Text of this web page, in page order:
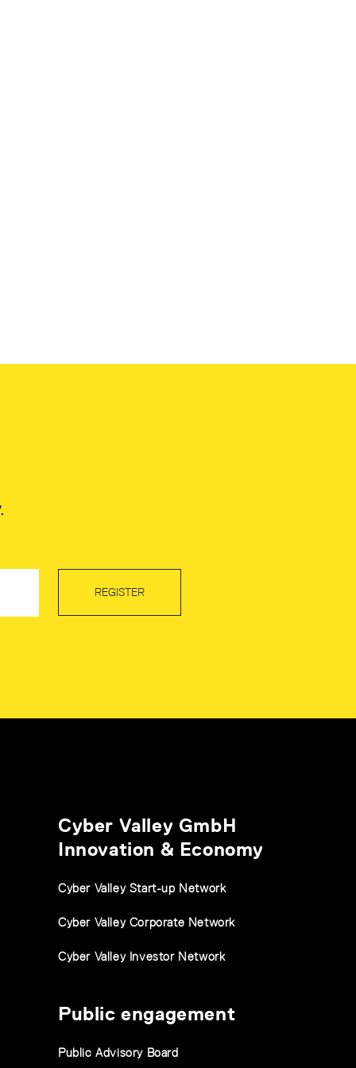
REGISTER
Cyber Valley GmbH
Innovation & Economy
Cyber Valley Start-up Network
Cyber Valley Corporate Network
Cyber Valley Investor Network
Public engagement
Public Advisory Board